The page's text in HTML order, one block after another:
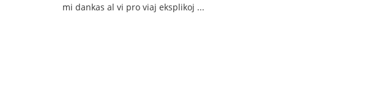
mi dankas al vi pro viaj eksplikoj ...